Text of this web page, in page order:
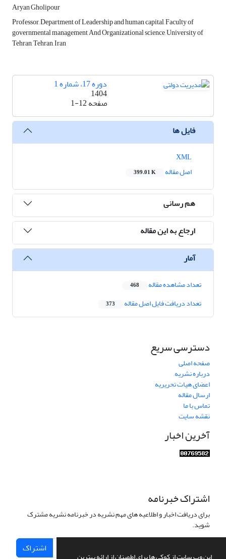
Aryan Gholipour
Professor, Department of Leadership and human capital, Faculty of
governmental management And Organizational science, University of
Tehran, Tehran, Iran
دوره 17، شماره 1
1404
صفحه1-12
فایل ها
اصل مقاله
399.01 K
هم رسانی
ارجاع به این مقاله
آمار
تعداد مشاهده مقاله 468
تعداد دریافت فایل اصل مقاله 373
دسترسی سریع
صفحه اصلی
درباره نشریه
اعضای هیات تحریریه
ارسال مقاله
تماس با ما
نقشه سایت
آخرین اخبار
اشتراک خبرنامه
برای دریافت اخبار و اطلاعیه های مهم نشریه در خبرنامه نشریه مشترک
شوید.
اشتراک